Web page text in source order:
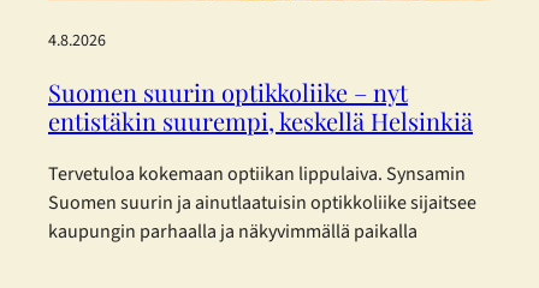
4.8.2026
Suomen suurin optikkoliike – nyt
entistäkin suurempi, keskellä Helsinkiä
Tervetuloa kokemaan optiikan lippulaiva. Synsamin
Suomen suurin ja ainutlaatuisin optikkoliike sijaitsee
kaupungin parhaalla ja näkyvimmällä paikalla